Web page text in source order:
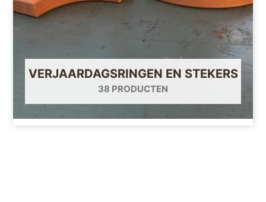
VERJAARDAGSRINGEN EN STEKERS
38 PRODUCTEN